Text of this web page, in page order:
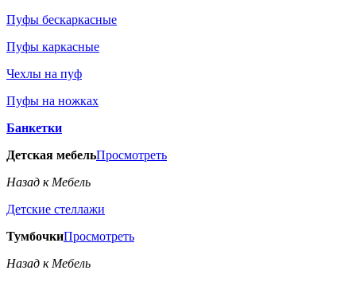
Пуфы бескаркасные
Пуфы каркасные
Чехлы на пуф
Пуфы на ножках
Банкетки
Детская мебельПросмотреть
Назад к Мебель
Детские стеллажи
ТумбочкиПросмотреть
Назад к Мебель